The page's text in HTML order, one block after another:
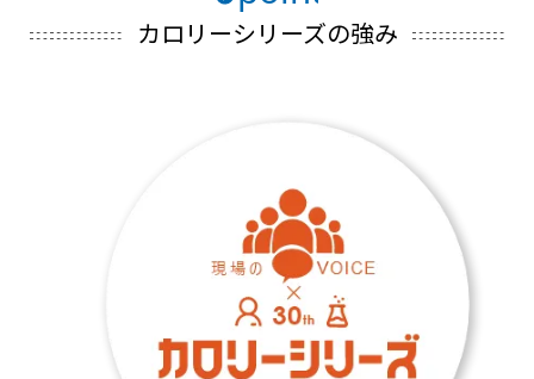
カロリーシリーズの強み